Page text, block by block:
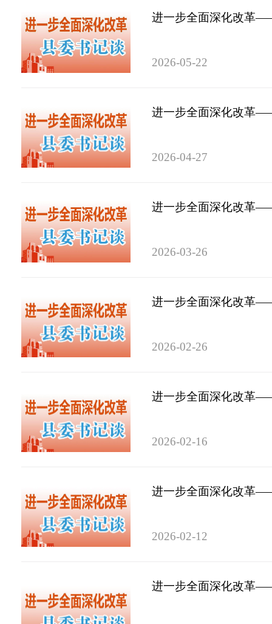
进一步全面深化改革
2026-05-22
进一步全面深化改革
2026-04-27
进一步全面深化改革
2026-03-26
进一步全面深化改革
2026-02-26
进一步全面深化改革
2026-02-16
进一步全面深化改革
2026-02-12
进一步全面深化改革